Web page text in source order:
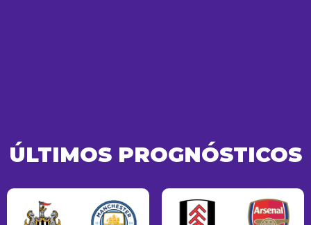
ÚLTIMOS PROGNÓSTICOS